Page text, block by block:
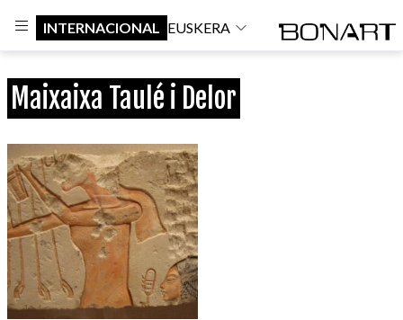
INTERNACIONAL EUSKERA
Maixaixa Taulé i Delor